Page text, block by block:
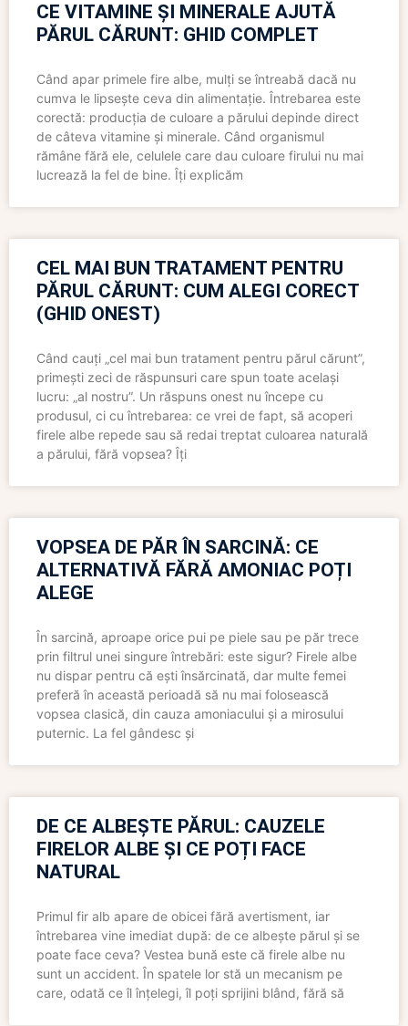
CE VITAMINE ȘI MINERALE AJUTĂ
PĂRUL CĂRUNT: GHID COMPLET
Când apar primele fire albe, mulți se întreabă dacă nu
cumva le lipsește ceva din alimentație. Întrebarea este
corectă: producția de culoare a părului depinde direct
de câteva vitamine și minerale. Când organismul
rămâne fără ele, celulele care dau culoare firului nu mai
lucrează la fel de bine. Îți explicăm
CEL MAI BUN TRATAMENT PENTRU
PĂRUL CĂRUNT: CUM ALEGI CORECT
(GHID ONEST)
Când cauți „cel mai bun tratament pentru părul cărunt”,
primești zeci de răspunsuri care spun toate același
lucru: „al nostru”. Un răspuns onest nu începe cu
produsul, ci cu întrebarea: ce vrei de fapt, să acoperi
firele albe repede sau să redai treptat culoarea naturală
a părului, fără vopsea? Îți
VOPSEA DE PĂR ÎN SARCINĂ: CE
ALTERNATIVĂ FĂRĂ AMONIAC POȚI
ALEGE
În sarcină, aproape orice pui pe piele sau pe păr trece
prin filtrul unei singure întrebări: este sigur? Firele albe
nu dispar pentru că ești însărcinată, dar multe femei
preferă în această perioadă să nu mai folosească
vopsea clasică, din cauza amoniacului și a mirosului
puternic. La fel gândesc și
DE CE ALBEȘTE PĂRUL: CAUZELE
FIRELOR ALBE ȘI CE POȚI FACE
NATURAL
Primul fir alb apare de obicei fără avertisment, iar
întrebarea vine imediat după: de ce albește părul și se
poate face ceva? Vestea bună este că firele albe nu
sunt un accident. În spatele lor stă un mecanism pe
care, odată ce îl înțelegi, îl poți sprijini blând, fără să